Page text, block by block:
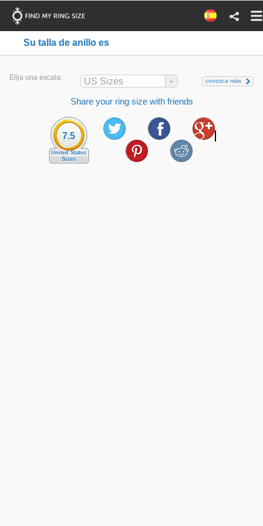
Su talla de anillo es
Elija una escala: US Sizes conozca más
Share your ring size with friends
7.5
United States
Sizes